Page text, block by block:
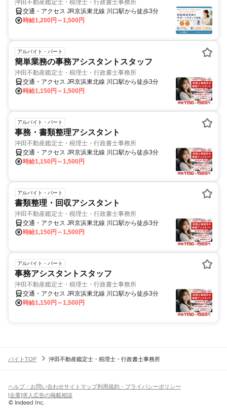
沖田不動産鑑定士・税理士・行政書士事務所
時給1,200円～1,500円
交通・アクセス JR京浜東北線 川口駅から徒歩3分
アルバイト・パート
簡単業務の事務アシスタントスタッフ
沖田不動産鑑定士・税理士・行政書士事務所
時給1,150円～1,500円
交通・アクセス JR京浜東北線 川口駅から徒歩3分
アルバイト・パート
事務・書類整理アシスタント
沖田不動産鑑定士・税理士・行政書士事務所
時給1,150円～1,500円
交通・アクセス JR京浜東北線 川口駅から徒歩3分
アルバイト・パート
書類整理・回収アシスタント
沖田不動産鑑定士・税理士・行政書士事務所
時給1,150円～1,500円
交通・アクセス JR京浜東北線 川口駅から徒歩3分
アルバイト・パート
事務アシスタントスタッフ
沖田不動産鑑定士・税理士・行政書士事務所
時給1,150円～1,500円
交通・アクセス JR京浜東北線 川口駅から徒歩3分
バイトTOP 沖田不動産鑑定士・税理士・行政書士事務所
ヘルプ・お問い合わせサイトマップ利用規約・プライバシーポリシー
[企業]求人広告の掲載相談